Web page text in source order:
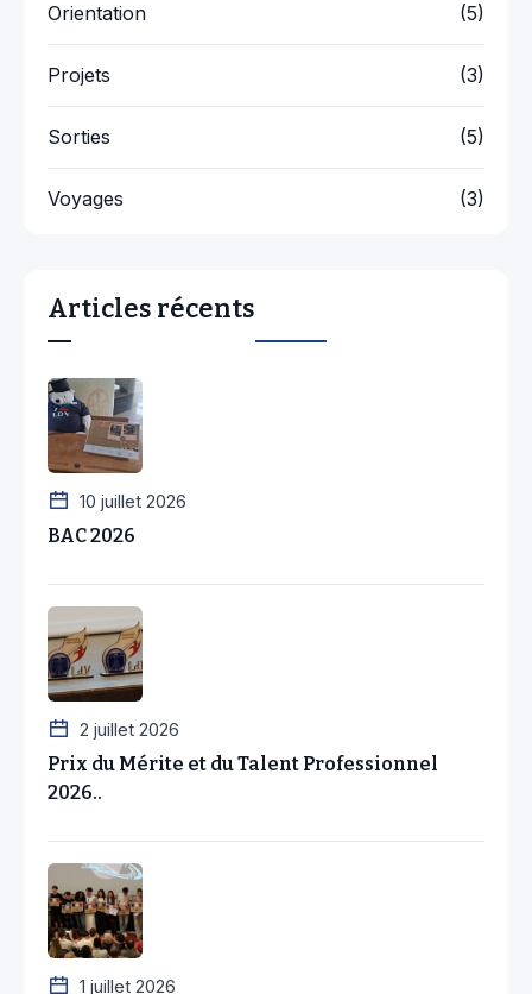
Orientation (5)
Projets (3)
Sorties (5)
Voyages (3)
Articles récents
10 juillet 2026
BAC 2026
2 juillet 2026
Prix du Mérite et du Talent Professionnel
2026..
1 juillet 2026